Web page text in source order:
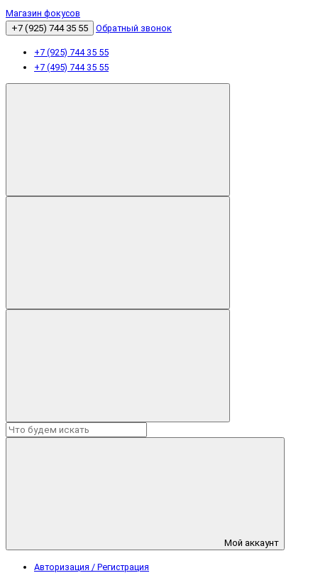
Магазин фокусов
+7 (925) 744 35 55
Обратный звонок
+7 (925) 744 35 55
+7 (495) 744 35 55
Мой аккаунт
Авторизация / Регистрация